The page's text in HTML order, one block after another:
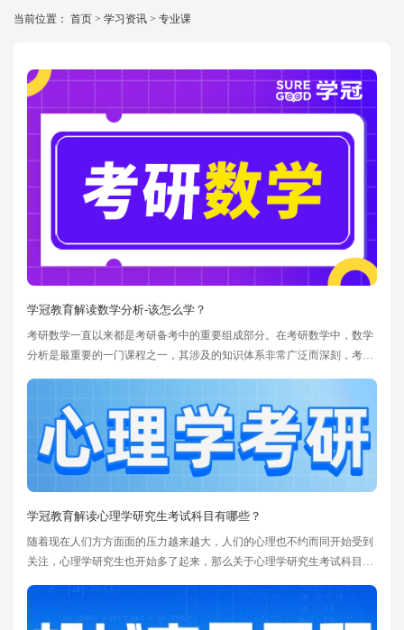
当前位置： 首页 > 学习资讯 > 专业课
学冠教育解读数学分析-该怎么学？
考研数学一直以来都是考研备考中的重要组成部分。在考研数学中，数学
分析是最重要的一门课程之一，其涉及的知识体系非常广泛而深刻，考生
学冠教育解读心理学研究生考试科目有哪些？
随着现在人们方方面面的压力越来越大，人们的心理也不约而同开始受到
关注，心理学研究生也开始多了起来，那么关于心理学研究生考试科目有